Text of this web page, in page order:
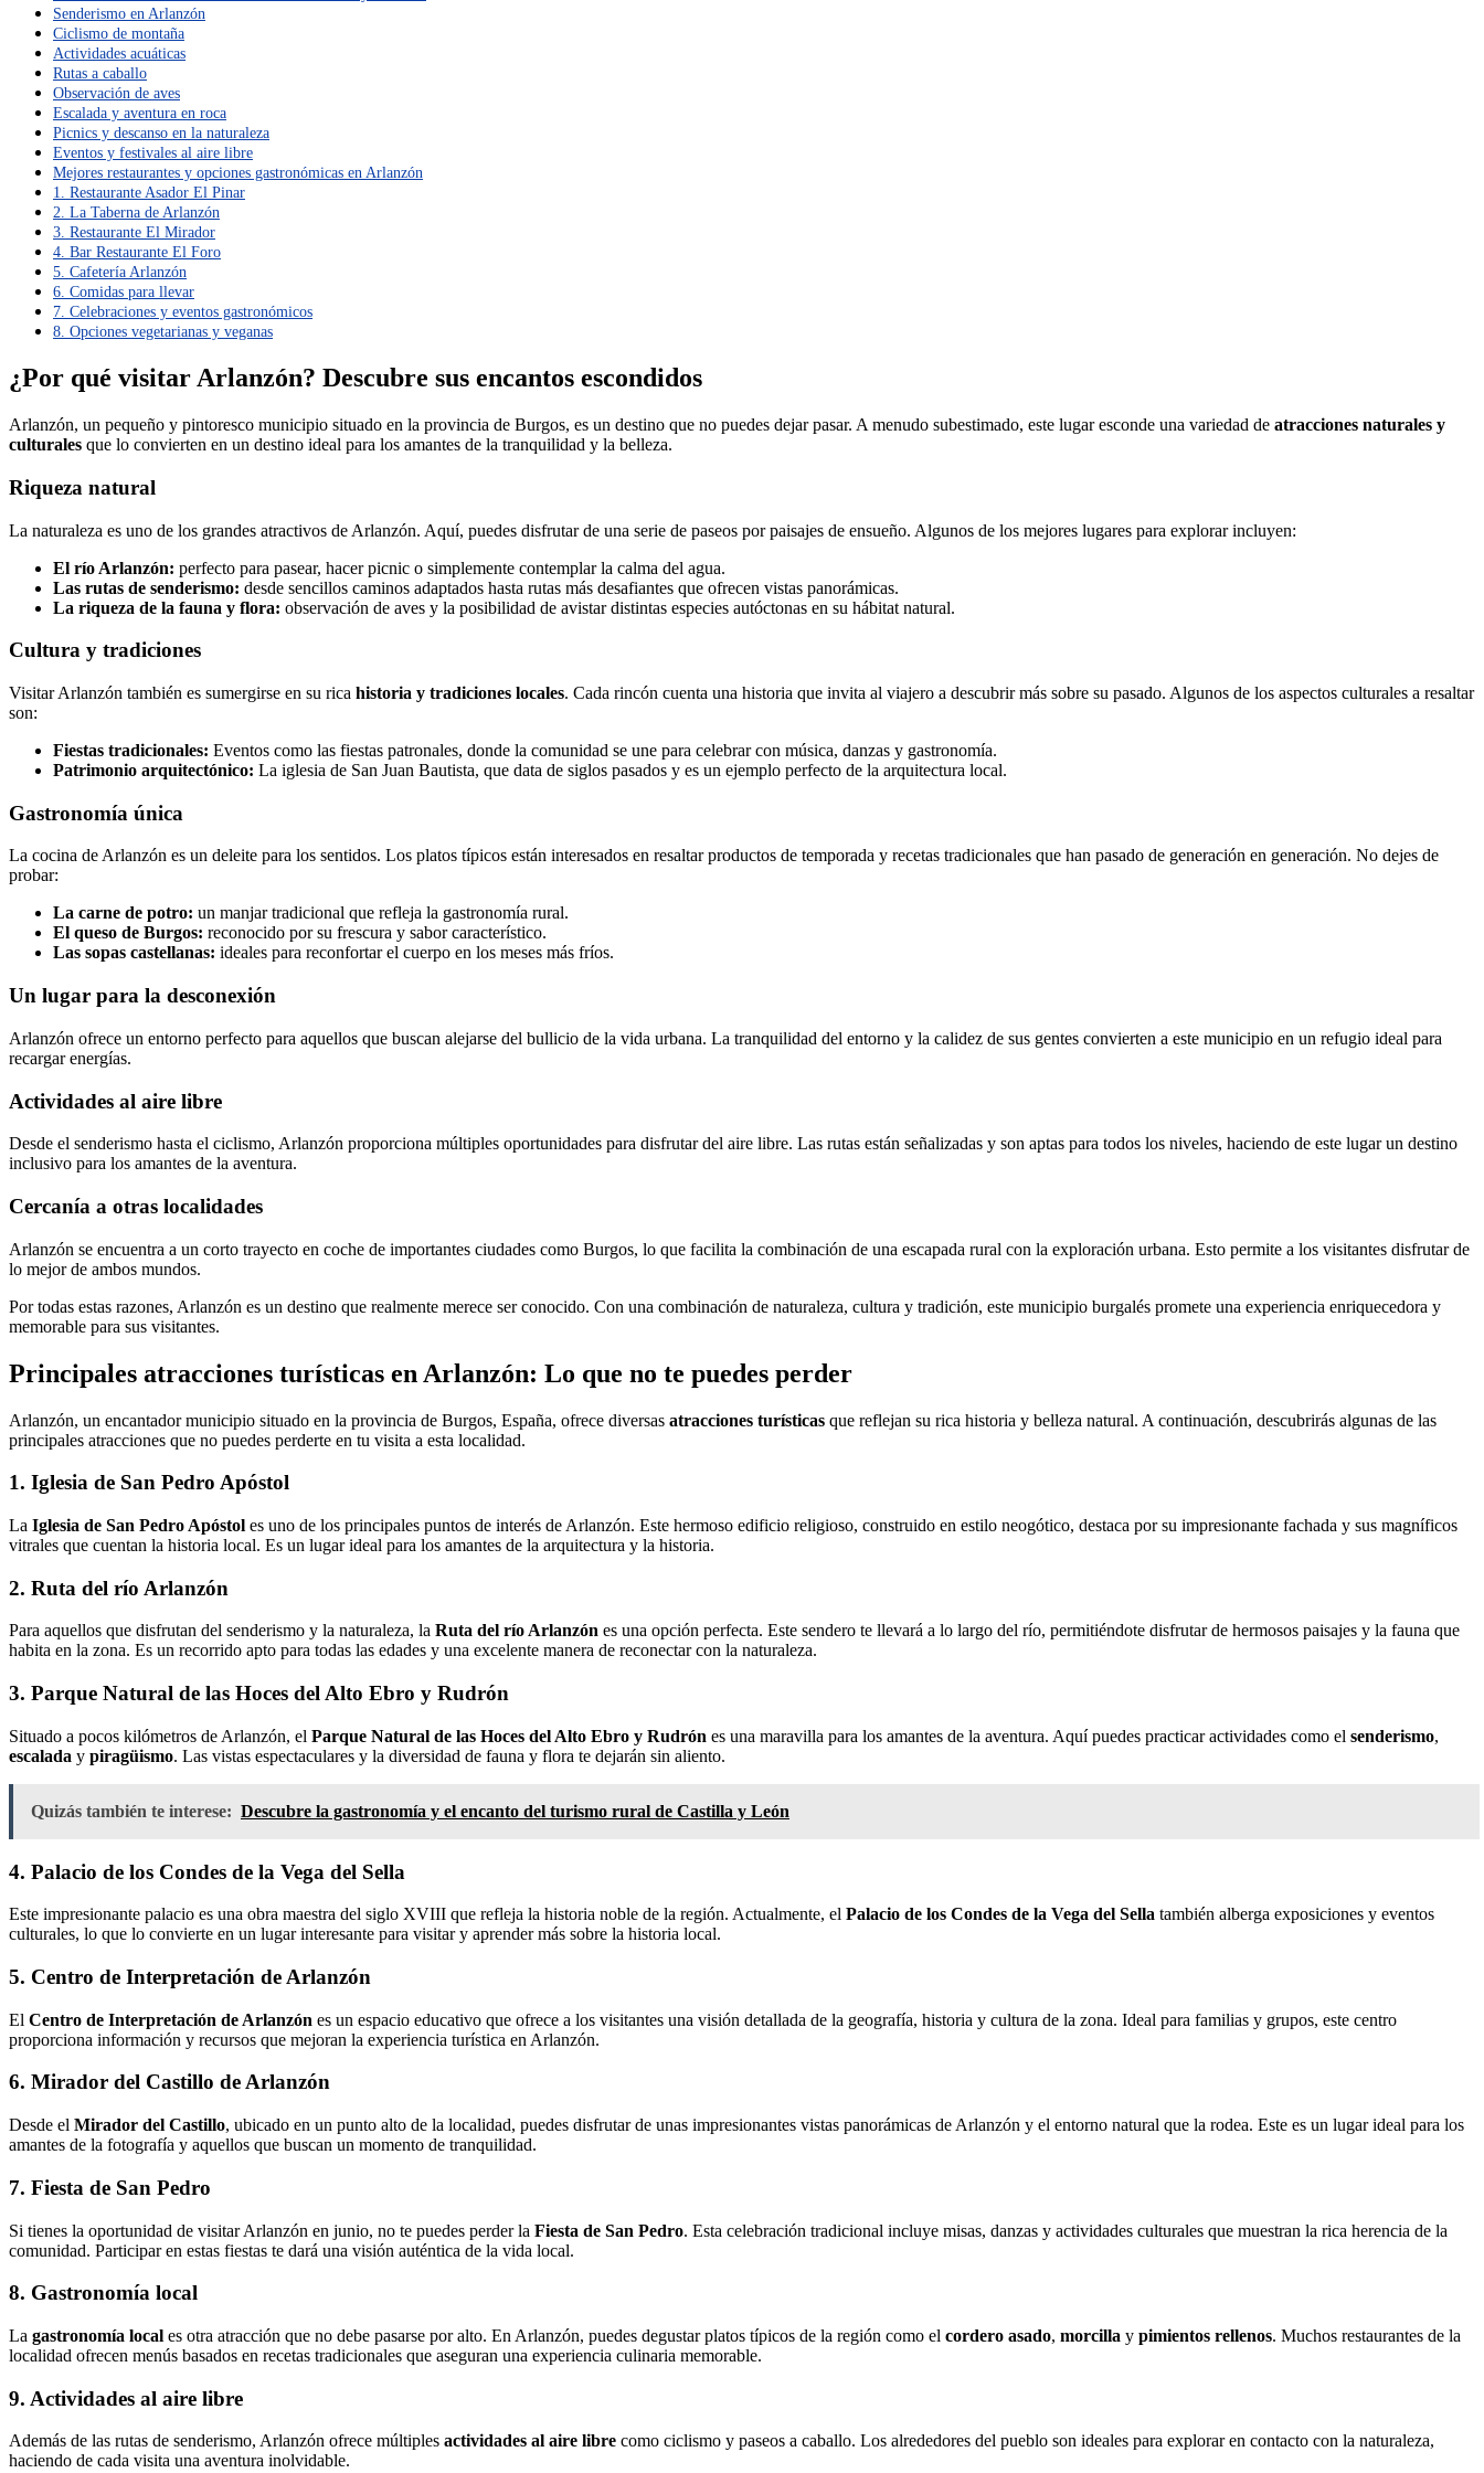
Senderismo en Arlanzón
Ciclismo de montaña
Actividades acuáticas
Rutas a caballo
Observación de aves
Escalada y aventura en roca
Picnics y descanso en la naturaleza
Eventos y festivales al aire libre
Mejores restaurantes y opciones gastronómicas en Arlanzón
1. Restaurante Asador El Pinar
2. La Taberna de Arlanzón
3. Restaurante El Mirador
4. Bar Restaurante El Foro
5. Cafetería Arlanzón
6. Comidas para llevar
7. Celebraciones y eventos gastronómicos
8. Opciones vegetarianas y veganas
¿Por qué visitar Arlanzón? Descubre sus encantos escondidos
Arlanzón, un pequeño y pintoresco municipio situado en la provincia de Burgos, es un destino que no puedes dejar pasar. A menudo subestimado, este lugar esconde una variedad de atracciones naturales y
culturales que lo convierten en un destino ideal para los amantes de la tranquilidad y la belleza.
Riqueza natural
La naturaleza es uno de los grandes atractivos de Arlanzón. Aquí, puedes disfrutar de una serie de paseos por paisajes de ensueño. Algunos de los mejores lugares para explorar incluyen:
El río Arlanzón: perfecto para pasear, hacer picnic o simplemente contemplar la calma del agua.
Las rutas de senderismo: desde sencillos caminos adaptados hasta rutas más desafiantes que ofrecen vistas panorámicas.
La riqueza de la fauna y flora: observación de aves y la posibilidad de avistar distintas especies autóctonas en su hábitat natural.
Cultura y tradiciones
Visitar Arlanzón también es sumergirse en su rica historia y tradiciones locales. Cada rincón cuenta una historia que invita al viajero a descubrir más sobre su pasado. Algunos de los aspectos culturales a resaltar
son:
Fiestas tradicionales: Eventos como las fiestas patronales, donde la comunidad se une para celebrar con música, danzas y gastronomía.
Patrimonio arquitectónico: La iglesia de San Juan Bautista, que data de siglos pasados y es un ejemplo perfecto de la arquitectura local.
Gastronomía única
La cocina de Arlanzón es un deleite para los sentidos. Los platos típicos están interesados en resaltar productos de temporada y recetas tradicionales que han pasado de generación en generación. No dejes de
probar:
La carne de potro: un manjar tradicional que refleja la gastronomía rural.
El queso de Burgos: reconocido por su frescura y sabor característico.
Las sopas castellanas: ideales para reconfortar el cuerpo en los meses más fríos.
Un lugar para la desconexión
Arlanzón ofrece un entorno perfecto para aquellos que buscan alejarse del bullicio de la vida urbana. La tranquilidad del entorno y la calidez de sus gentes convierten a este municipio en un refugio ideal para
recargar energías.
Actividades al aire libre
Desde el senderismo hasta el ciclismo, Arlanzón proporciona múltiples oportunidades para disfrutar del aire libre. Las rutas están señalizadas y son aptas para todos los niveles, haciendo de este lugar un destino
inclusivo para los amantes de la aventura.
Cercanía a otras localidades
Arlanzón se encuentra a un corto trayecto en coche de importantes ciudades como Burgos, lo que facilita la combinación de una escapada rural con la exploración urbana. Esto permite a los visitantes disfrutar de
lo mejor de ambos mundos.
Por todas estas razones, Arlanzón es un destino que realmente merece ser conocido. Con una combinación de naturaleza, cultura y tradición, este municipio burgalés promete una experiencia enriquecedora y
memorable para sus visitantes.
Principales atracciones turísticas en Arlanzón: Lo que no te puedes perder
Arlanzón, un encantador municipio situado en la provincia de Burgos, España, ofrece diversas atracciones turísticas que reflejan su rica historia y belleza natural. A continuación, descubrirás algunas de las
principales atracciones que no puedes perderte en tu visita a esta localidad.
1. Iglesia de San Pedro Apóstol
La Iglesia de San Pedro Apóstol es uno de los principales puntos de interés de Arlanzón. Este hermoso edificio religioso, construido en estilo neogótico, destaca por su impresionante fachada y sus magníficos
vitrales que cuentan la historia local. Es un lugar ideal para los amantes de la arquitectura y la historia.
2. Ruta del río Arlanzón
Para aquellos que disfrutan del senderismo y la naturaleza, la Ruta del río Arlanzón es una opción perfecta. Este sendero te llevará a lo largo del río, permitiéndote disfrutar de hermosos paisajes y la fauna que
habita en la zona. Es un recorrido apto para todas las edades y una excelente manera de reconectar con la naturaleza.
3. Parque Natural de las Hoces del Alto Ebro y Rudrón
Situado a pocos kilómetros de Arlanzón, el Parque Natural de las Hoces del Alto Ebro y Rudrón es una maravilla para los amantes de la aventura. Aquí puedes practicar actividades como el senderismo,
escalada y piragüismo. Las vistas espectaculares y la diversidad de fauna y flora te dejarán sin aliento.
Quizás también te interese: Descubre la gastronomía y el encanto del turismo rural de Castilla y León
4. Palacio de los Condes de la Vega del Sella
Este impresionante palacio es una obra maestra del siglo XVIII que refleja la historia noble de la región. Actualmente, el Palacio de los Condes de la Vega del Sella también alberga exposiciones y eventos
culturales, lo que lo convierte en un lugar interesante para visitar y aprender más sobre la historia local.
5. Centro de Interpretación de Arlanzón
El Centro de Interpretación de Arlanzón es un espacio educativo que ofrece a los visitantes una visión detallada de la geografía, historia y cultura de la zona. Ideal para familias y grupos, este centro
proporciona información y recursos que mejoran la experiencia turística en Arlanzón.
6. Mirador del Castillo de Arlanzón
Desde el Mirador del Castillo, ubicado en un punto alto de la localidad, puedes disfrutar de unas impresionantes vistas panorámicas de Arlanzón y el entorno natural que la rodea. Este es un lugar ideal para los
amantes de la fotografía y aquellos que buscan un momento de tranquilidad.
7. Fiesta de San Pedro
Si tienes la oportunidad de visitar Arlanzón en junio, no te puedes perder la Fiesta de San Pedro. Esta celebración tradicional incluye misas, danzas y actividades culturales que muestran la rica herencia de la
comunidad. Participar en estas fiestas te dará una visión auténtica de la vida local.
8. Gastronomía local
La gastronomía local es otra atracción que no debe pasarse por alto. En Arlanzón, puedes degustar platos típicos de la región como el cordero asado, morcilla y pimientos rellenos. Muchos restaurantes de la
localidad ofrecen menús basados en recetas tradicionales que aseguran una experiencia culinaria memorable.
9. Actividades al aire libre
Además de las rutas de senderismo, Arlanzón ofrece múltiples actividades al aire libre como ciclismo y paseos a caballo. Los alrededores del pueblo son ideales para explorar en contacto con la naturaleza,
haciendo de cada visita una aventura inolvidable.